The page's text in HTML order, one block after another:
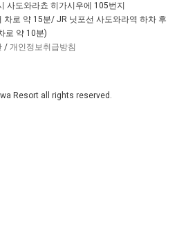
사도와라쵸 히가시우에 105번지
차로 약 15분/ JR 닛포선 사도와라역 하차 후
로 약 10분)
/ 개인정보취급방침
Resort all rights reserved.